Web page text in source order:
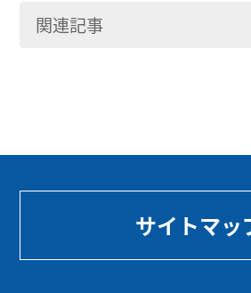
関連記事
サイトマッ